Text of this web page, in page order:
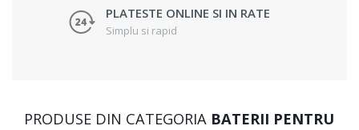
PLATESTE ONLINE SI IN RATE
Simplu si rapid
PRODUSE DIN CATEGORIA BATERII PENTRU